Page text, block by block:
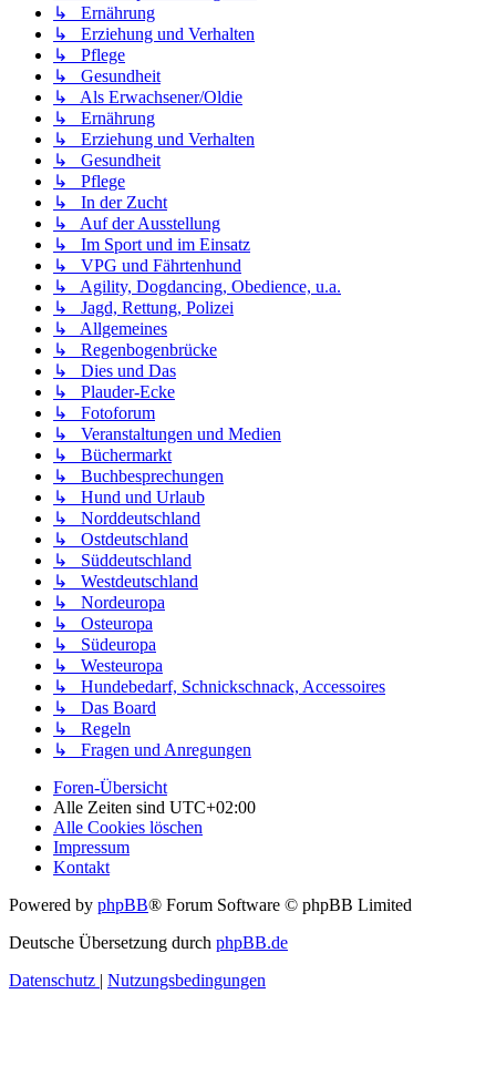
↳ Ernährung
↳ Erziehung und Verhalten
↳ Pflege
↳ Gesundheit
↳ Als Erwachsener/Oldie
↳ Ernährung
↳ Erziehung und Verhalten
↳ Gesundheit
↳ Pflege
↳ In der Zucht
↳ Auf der Ausstellung
↳ Im Sport und im Einsatz
↳ VPG und Fährtenhund
↳ Agility, Dogdancing, Obedience, u.a.
↳ Jagd, Rettung, Polizei
↳ Allgemeines
↳ Regenbogenbrücke
↳ Dies und Das
↳ Plauder-Ecke
↳ Fotoforum
↳ Veranstaltungen und Medien
↳ Büchermarkt
↳ Buchbesprechungen
↳ Hund und Urlaub
↳ Norddeutschland
↳ Ostdeutschland
↳ Süddeutschland
↳ Westdeutschland
↳ Nordeuropa
↳ Osteuropa
↳ Südeuropa
↳ Westeuropa
↳ Hundebedarf, Schnickschnack, Accessoires
↳ Das Board
↳ Regeln
↳ Fragen und Anregungen
Foren-Übersicht
Alle Zeiten sind UTC+02:00
Alle Cookies löschen
Impressum
Kontakt
Powered by phpBB® Forum Software © phpBB Limited
Deutsche Übersetzung durch phpBB.de
Datenschutz | Nutzungsbedingungen